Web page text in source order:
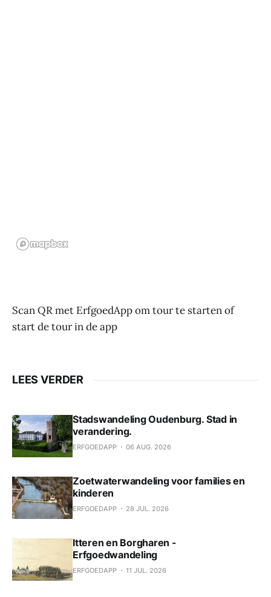
Scan QR met ErfgoedApp om tour te starten of
start de tour in de app
LEES VERDER
Stadswandeling Oudenburg. Stad in
verandering.
ERFGOEDAPP 06 AUG. 2026
Zoetwaterwandeling voor families en
kinderen
ERFGOEDAPP 28 JUL. 2026
Itteren en Borgharen -
Erfgoedwandeling
ERFGOEDAPP 11 JUL. 2026